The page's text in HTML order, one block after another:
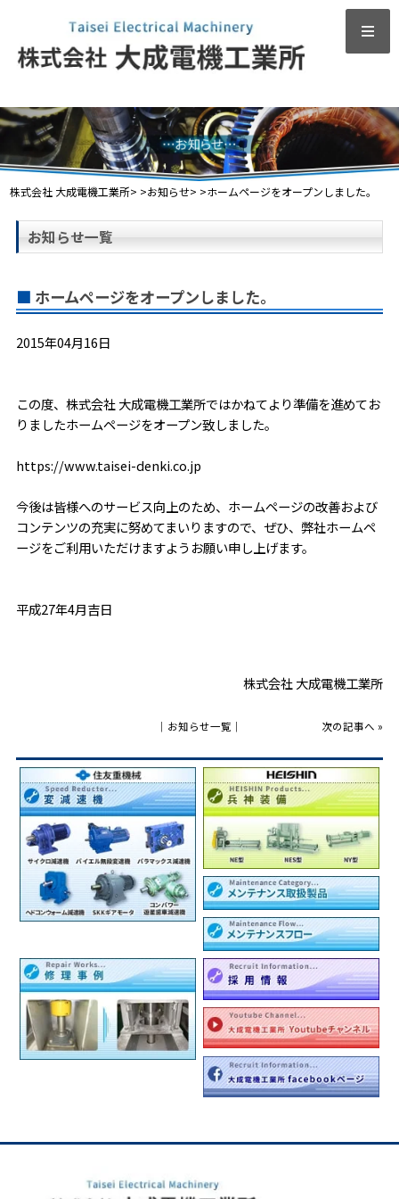
株式会社 大成電機工業所> >お知らせ> >ホームページをオープンしました。
お知らせ一覧
ホームページをオープンしました。
2015年04月16日
この度、株式会社 大成電機工業所ではかねてより準備を進めてお
りましたホームページをオープン致しました。
https://www.taisei-denki.co.jp
今後は皆様へのサービス向上のため、ホームページの改善および
コンテンツの充実に努めてまいりますので、ぜひ、弊社ホームペ
ージをご利用いただけますようお願い申し上げます。
平成27年4月吉日
株式会社 大成電機工業所
│ お知らせ一覧 │ 次の記事へ »